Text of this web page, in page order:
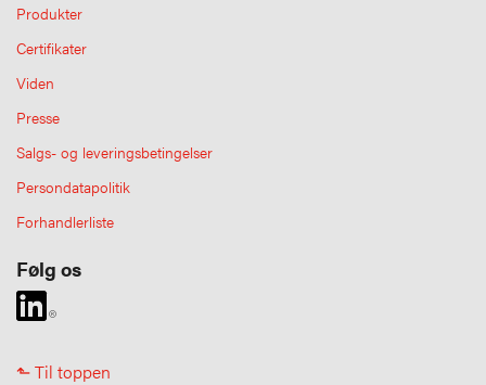
Produkter
Certifikater
Viden
Presse
Salgs- og leveringsbetingelser
Persondatapolitik
Forhandlerliste
Følg os
⬑ Til toppen